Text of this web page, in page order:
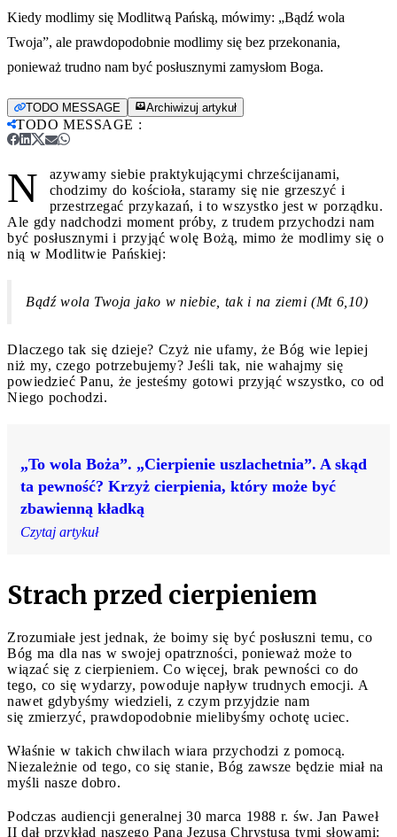
Kiedy modlimy się Modlitwą Pańską, mówimy: „Bądź wola
Twoja”, ale prawdopodobnie modlimy się bez przekonania,
ponieważ trudno nam być posłusznymi zamysłom Boga.
TODO MESSAGE Archiwizuj artykuł
TODO MESSAGE :
N
azywamy siebie praktykującymi chrześcijanami,
chodzimy do kościoła, staramy się nie grzeszyć i
przestrzegać przykazań, i to wszystko jest w porządku.
Ale gdy nadchodzi moment próby, z trudem przychodzi nam
być posłusznymi i przyjąć wolę Bożą, mimo że modlimy się o
nią w Modlitwie Pańskiej:
Bądź wola Twoja jako w niebie, tak i na ziemi (Mt 6,10)
Dlaczego tak się dzieje? Czyż nie ufamy, że Bóg wie lepiej
niż my, czego potrzebujemy? Jeśli tak, nie wahajmy się
powiedzieć Panu, że jesteśmy gotowi przyjąć wszystko, co od
Niego pochodzi.
„To wola Boża”. „Cierpienie uszlachetnia”. A skąd
ta pewność? Krzyż cierpienia, który może być
zbawienną kładką
Czytaj artykuł
Strach przed cierpieniem
Zrozumiałe jest jednak, że boimy się być posłuszni temu, co
Bóg ma dla nas w swojej opatrzności, ponieważ może to
wiązać się z cierpieniem. Co więcej, brak pewności co do
tego, co się wydarzy, powoduje napływ trudnych emocji. A
nawet gdybyśmy wiedzieli, z czym przyjdzie nam
się zmierzyć, prawdopodobnie mielibyśmy ochotę uciec.
Właśnie w takich chwilach wiara przychodzi z pomocą.
Niezależnie od tego, co się stanie, Bóg zawsze będzie miał na
myśli nasze dobro.
Podczas audiencji generalnej 30 marca 1988 r. św. Jan Paweł
II dał przykład naszego Pana Jezusa Chrystusa tymi słowami: